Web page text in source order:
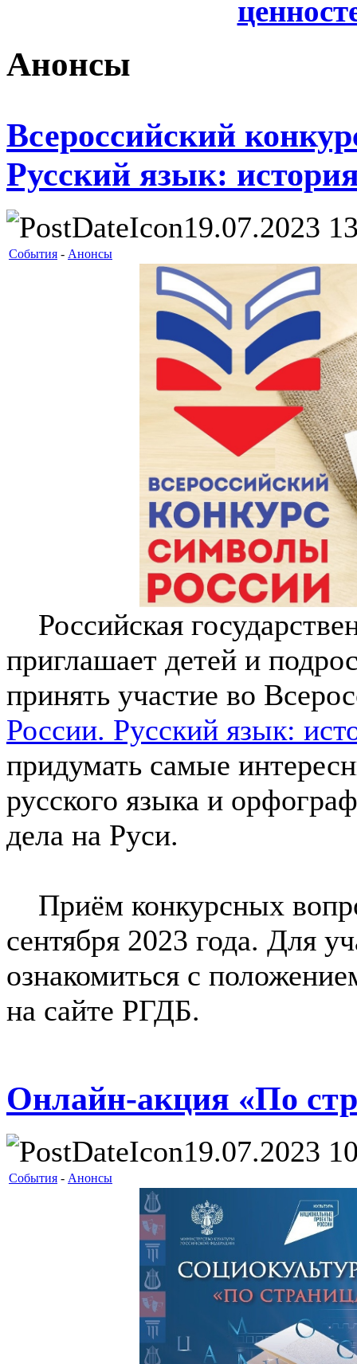
Анонсы
Всероссийский
Русский язык:
19.07.2023
События - Анонсы
Российская
приглашает детей и
принять участие во
России. Русский язык:
придумать самые
русского языка и
дела на Руси.
Приём конкурсных
сентября 2023 года. Для
ознакомиться с
на сайте РГДБ.
Онлайн-акция «По
19.07.2023
События - Анонсы